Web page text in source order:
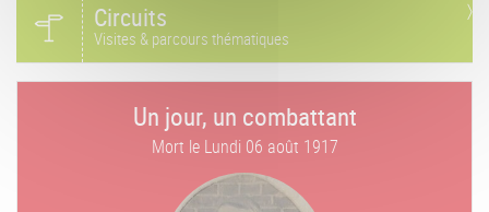
Circuits
Visites & parcours thématiques
Un jour, un combattant
Mort le Lundi 06 août 1917